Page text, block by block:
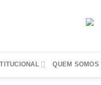
QUEM SOMOS